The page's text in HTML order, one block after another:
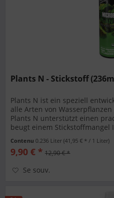
Plants N - Stickstoff
Plants N ist ein speziell
alle Arten von
Plants N unterstützt einen
beugt einem Stickstoffmangel
Contenu 0.236 Liter(41,95 € * / 1 Liter)
9,90 € * 12,90 € *
Se souv.